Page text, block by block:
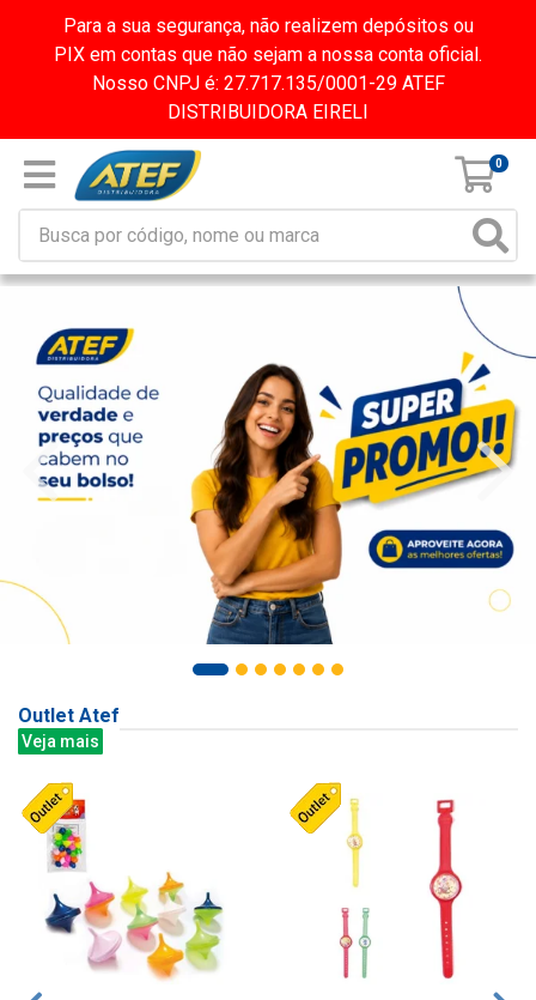
Para a sua segurança, não realizem depósitos ou
PIX em contas que não sejam a nossa conta oficial.
Nosso CNPJ é: 27.717.135/0001-29 ATEF
DISTRIBUIDORA EIRELI
0
Outlet Atef
Veja mais